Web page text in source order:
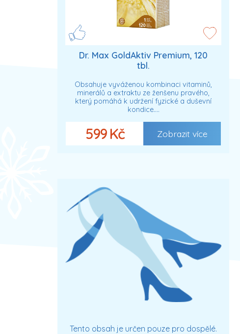
Dr. Max GoldAktiv Premium, 120
tbl.
Obsahuje vyváženou kombinaci vitaminů,
minerálů a extraktu ze ženšenu pravého,
který pomáhá k udržení fyzické a duševní
kondice.…
599 Kč Zobrazit více
Tento obsah je určen pouze pro dospělé.